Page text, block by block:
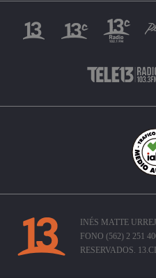
INÉS MATTE
FONO (562) 2 251
RESERVADOS.